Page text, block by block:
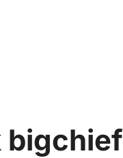
bigchief